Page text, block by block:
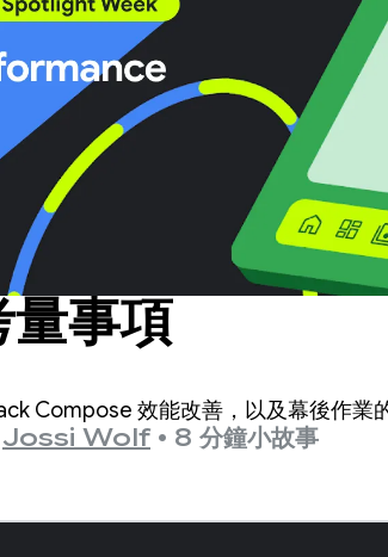
事項
Compose 效能改善，以及幕後作業
Jossi Wolf • 8 分鐘小故事